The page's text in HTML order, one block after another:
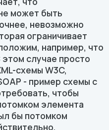
может быть
невозможно
ограничивает
например, что
случае просто
схемы W3C,
- пример схемы с
чтобы
элемента
бы потомком